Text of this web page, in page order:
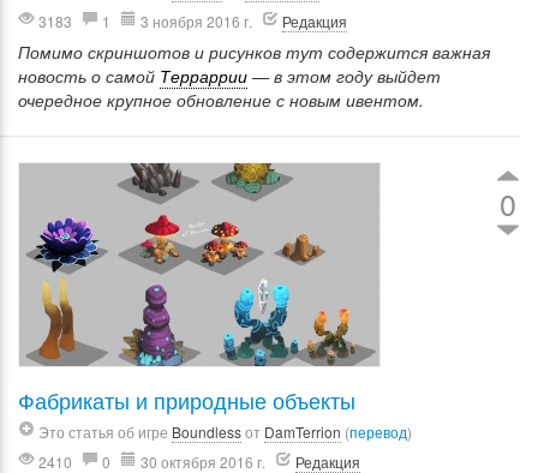
3183
1 3 ноября 2016 г. Редакция
Помимо скриншотов и рисунков тут содержится важная
новость о самой Терраррии — в этом году выйдет
очередное крупное обновление с новым ивентом.
0
Фабрикаты и природные объекты
Это статья об игре Boundlessот DamTerrion (перевод)
2410
0 30 октября 2016 г. Редакция